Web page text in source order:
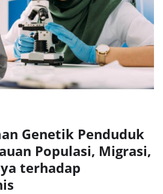
Genetik Penduduk
Populasi, Migrasi,
terhadap